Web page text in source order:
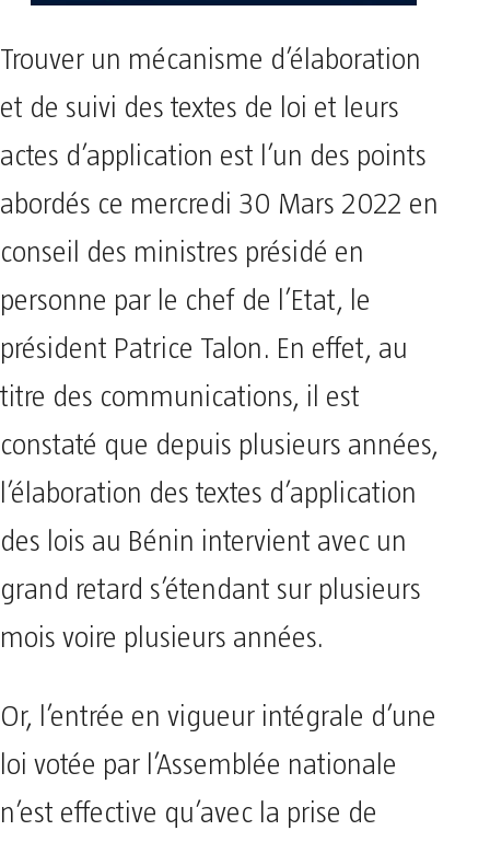
Trouver un mécanisme d’élaboration
et de suivi des textes de loi et leurs
actes d’application est l’un des points
abordés ce mercredi 30 Mars 2022 en
conseil des ministres présidé en
personne par le chef de l’Etat, le
président Patrice Talon. En effet, au
titre des communications, il est
constaté que depuis plusieurs années,
l’élaboration des textes d’application
des lois au Bénin intervient avec un
grand retard s’étendant sur plusieurs
mois voire plusieurs années.
Or, l’entrée en vigueur intégrale d’une
loi votée par l’Assemblée nationale
n’est effective qu’avec la prise de